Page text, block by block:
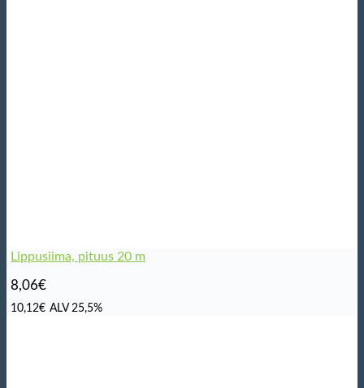
Lippusiima, pituus 20 m
8,06€
10,12€ ALV 25,5%